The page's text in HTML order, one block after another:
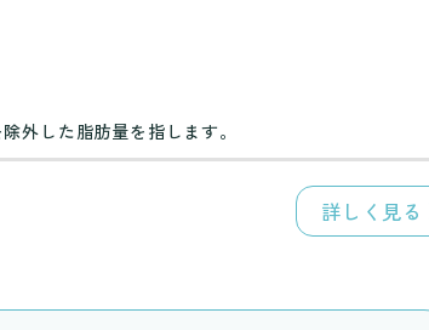
外した脂肪量を指します。
詳しく見る